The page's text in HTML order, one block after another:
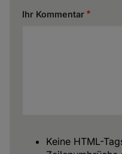
Ihr Kommentar
Keine HTML-